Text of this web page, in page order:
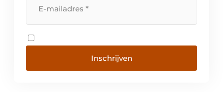
Inschrijven